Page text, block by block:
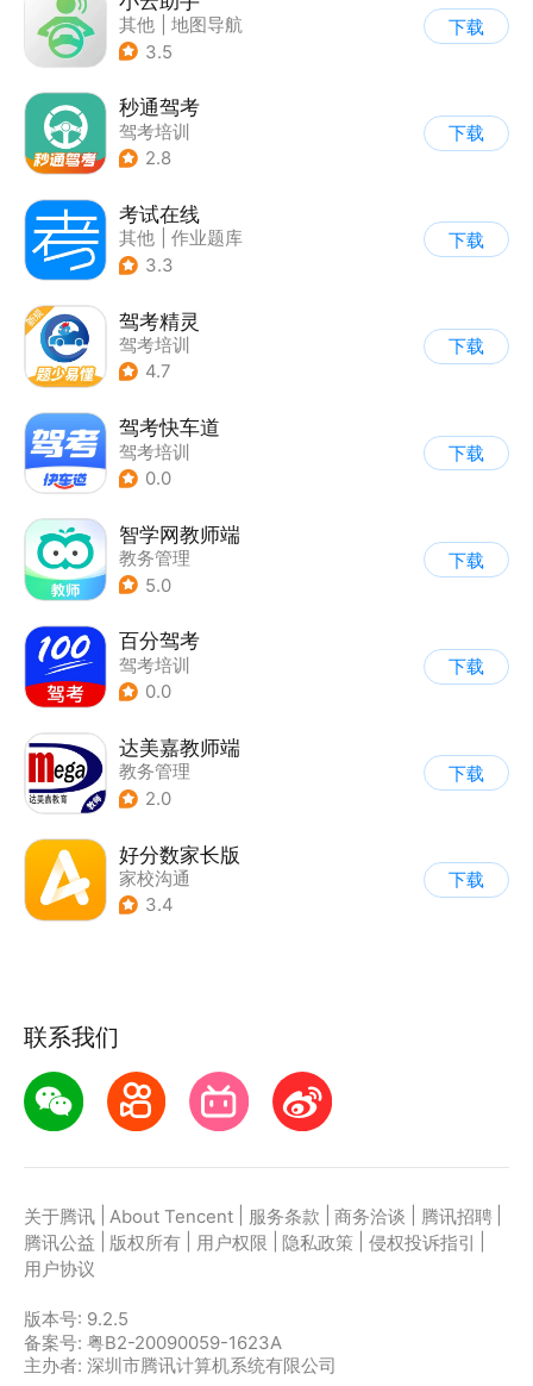
其他
地图导航
3.5
下载
秒通驾考
驾考培训
2.8
下载
考试在线
其他
作业题库
3.3
下载
驾考精灵
驾考培训
4.7
下载
驾考快车道
驾考培训
0.0
下载
智学网教师端
教务管理
5.0
下载
百分驾考
驾考培训
0.0
下载
达美嘉教师端
教务管理
2.0
下载
好分数家长版
家校沟通
3.4
下载
联系我们
关于腾讯 About Tencent 服务条款 商务洽谈 腾讯招聘
腾讯公益
版权所有 用户权限 隐私政策 侵权投诉指引
用户协议
版本号: 9.2.5
备案号: 粤B2-20090059-1623A
主办者: 深圳市腾讯计算机系统有限公司